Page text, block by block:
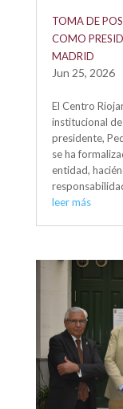
TOMA DE
COMO
MADRID
Jun 25, 2026
El Centro
institucional
presidente,
se ha
entidad,
leer más